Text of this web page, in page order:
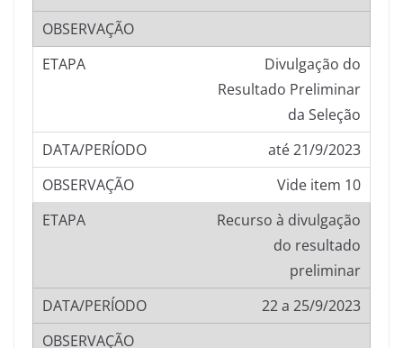
Divulgação do
Resultado Preliminar
da Seleção
até 21/9/2023
Vide item 10
Recurso à divulgação
do resultado
preliminar
22 a 25/9/2023